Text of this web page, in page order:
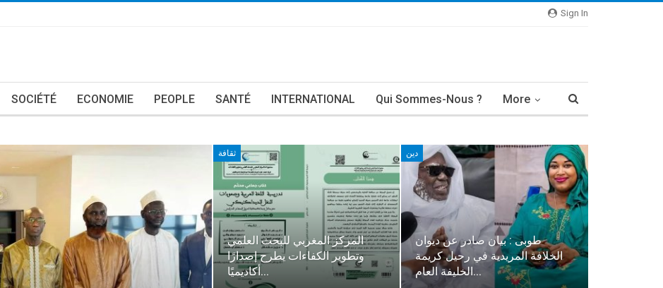
Sign In
SOCIÉTÉ ECONOMIE PEOPLE SANTÉ INTERNATIONAL Qui Sommes-Nous ? More
ثقافة
المركز المغربي للبحث العلمي
وتطوير الكفاءات يطرح إصدارًا
أكاديميًا…
دين
طوبى : بيان صادر عن ديوان
الخلافة المريدية في رحيل كريمة
الخليفة العام…